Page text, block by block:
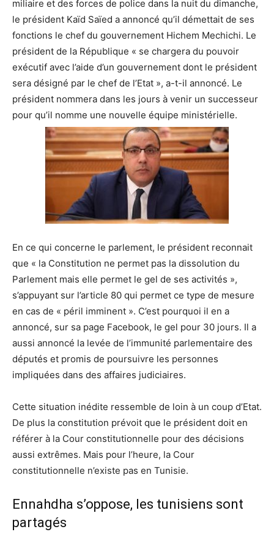
miliaire et des forces de police dans la nuit du dimanche,
le président Kaïd Saïed a annoncé qu’il démettait de ses
fonctions le chef du gouvernement Hichem Mechichi. Le
président de la République « se chargera du pouvoir
exécutif avec l’aide d’un gouvernement dont le président
sera désigné par le chef de l’Etat », a-t-il annoncé. Le
président nommera dans les jours à venir un successeur
pour qu’il nomme une nouvelle équipe ministérielle.
En ce qui concerne le parlement, le président reconnait
que « la Constitution ne permet pas la dissolution du
Parlement mais elle permet le gel de ses activités »,
s’appuyant sur l’article 80 qui permet ce type de mesure
en cas de « péril imminent ». C’est pourquoi il en a
annoncé, sur sa page Facebook, le gel pour 30 jours. Il a
aussi annoncé la levée de l’immunité parlementaire des
députés et promis de poursuivre les personnes
impliquées dans des affaires judiciaires.
Cette situation inédite ressemble de loin à un coup d’Etat.
De plus la constitution prévoit que le président doit en
référer à la Cour constitutionnelle pour des décisions
aussi extrêmes. Mais pour l’heure, la Cour
constitutionnelle n’existe pas en Tunisie.
Ennahdha s’oppose, les tunisiens sont
partagés